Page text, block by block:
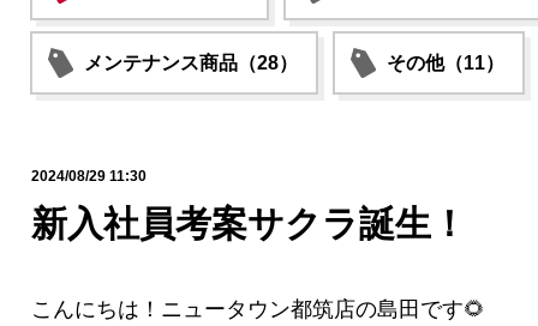
メンテナンス商品（28） その他（11）
2024/08/29 11:30
新入社員考案サクラ誕生！
こんにちは！ニュータウン都筑店の島田です🌻